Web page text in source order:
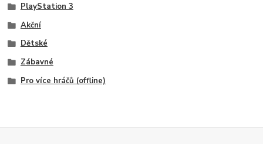
PlayStation 3
Akční
Dětské
Zábavné
Pro více hráčů (offline)